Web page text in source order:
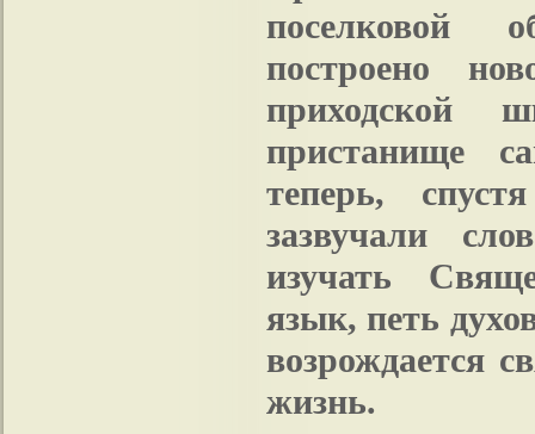
поселковой
построено
приходской
пристанище
теперь,
зазвучали
изучать
язык, петь
возрождается
жизнь.